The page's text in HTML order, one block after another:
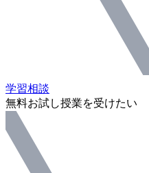
学習相談
無料お試し授業を受けたい